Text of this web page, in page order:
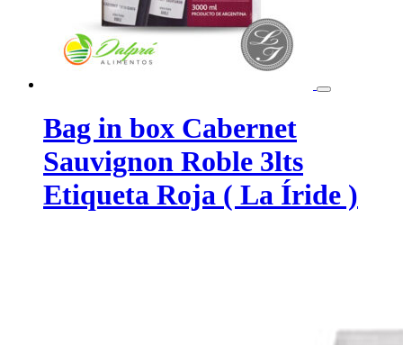
Bag in box Cabernet
Sauvignon Roble 3lts
Etiqueta Roja ( La Íride )